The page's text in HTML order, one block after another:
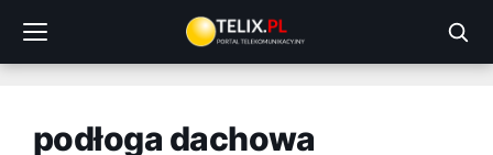
treści
podłoga dachowa